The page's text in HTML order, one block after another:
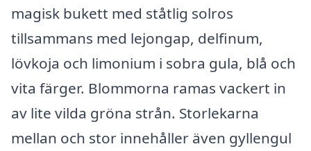
magisk bukett med ståtlig solros
tillsammans med lejongap, delfinum,
lövkoja och limonium i sobra gula, blå och
vita färger. Blommorna ramas vackert in
av lite vilda gröna strån. Storlekarna
mellan och stor innehåller även gyllengul